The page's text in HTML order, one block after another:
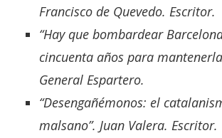
Francisco de Quevedo. Escritor.
“Hay que bombardear
cincuenta años para
General Espartero.
“Desengañémonos: el
malsano”. Juan Valera. Escritor.